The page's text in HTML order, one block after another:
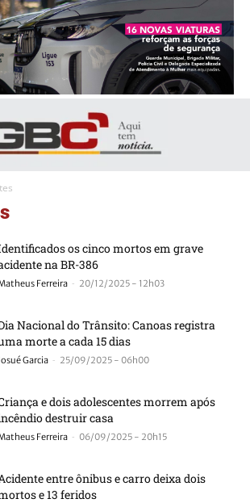
os cinco mortos em grave
na BR-386
Ferreira - 20/12/2025 - 12h03
Nacional do Trânsito: Canoas registra
morte a cada 15 dias
Garcia - 25/09/2025 - 06h00
e dois adolescentes morrem após
destruir casa
Ferreira - 06/09/2025 - 20h15
entre ônibus e carro deixa dois
e 13 feridos